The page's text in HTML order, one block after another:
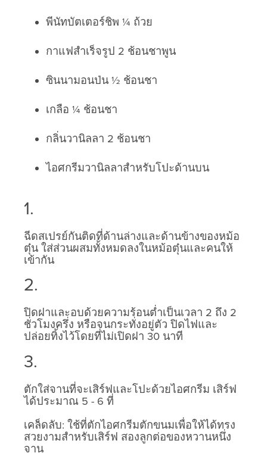
พีนัทบัตเตอร์ชิพ ¼ ถ้วย
กาแฟสำเร็จรูป 2 ช้อนชาพูน
ซินนามอนป่น ½ ช้อนชา
เกลือ ¼ ช้อนชา
กลิ่นวานิลลา 2 ช้อนชา
ไอศกรีมวานิลลาสำหรับโปะด้านบน
1.
ฉีดสเปรย์กันติดที่ด้านล่างและด้านข้างของหม้อ
ตุ๋น ใส่ส่วนผสมทั้งหมดลงในหม้อตุ๋นและคนให้
เข้ากัน
2.
ปิดฝาและอบด้วยความร้อนต่ำเป็นเวลา 2 ถึง 2
ชั่วโมงครึ่ง หรือจนกระทั่งอยู่ตัว ปิดไฟและ
ปล่อยทิ้งไว้โดยที่ไม่เปิดฝา 30 นาที
3.
ตักใส่จานที่จะเสิร์ฟและโปะด้วยไอศกรีม เสิร์ฟ
ได้ประมาณ 5 - 6 ที่
เคล็ดลับ: ใช้ที่ตักไอศกรีมตักขนมเพื่อให้ได้ทรง
สวยงามสำหรับเสิร์ฟ สองลูกต่อของหวานหนึ่ง
จาน